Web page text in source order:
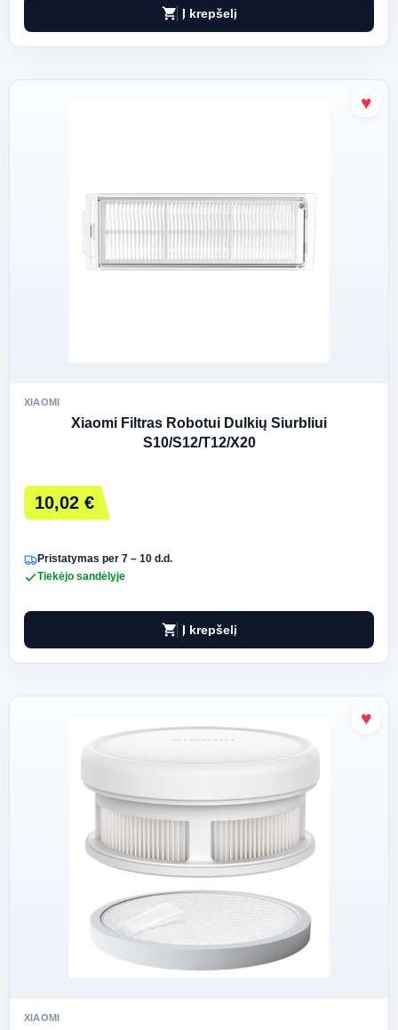
shopping_cart Į krepšelį
XIAOMI
Xiaomi Filtras Robotui Dulkių Siurbliui
S10/S12/T12/X20
10,02 €
Pristatymas per 7 – 10 d.d.
Tiekėjo sandėlyje
shopping_cart Į krepšelį
XIAOMI